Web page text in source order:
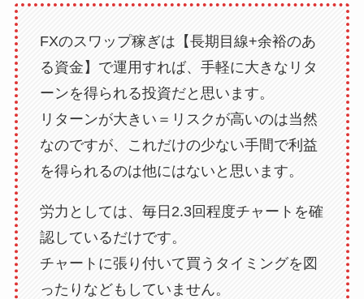
FXのスワップ稼ぎは【長期目線+余裕のあ
る資金】で運用すれば、手軽に大きなリタ
ーンを得られる投資だと思います。
リターンが大きい＝リスクが高いのは当然
なのですが、これだけの少ない手間で利益
を得られるのは他にはないと思います。
労力としては、毎日2.3回程度チャートを確
認しているだけです。
チャートに張り付いて買うタイミングを図
ったりなどもしていません。